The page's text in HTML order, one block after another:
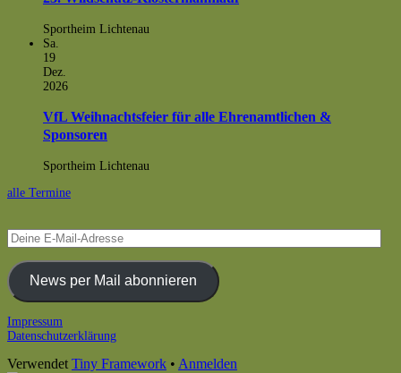
Sportheim Lichtenau
Sa.
19
Dez.
2026
VfL Weihnachtsfeier für alle Ehrenamtlichen &
Sponsoren
Sportheim Lichtenau
alle Termine
Deine
E-
Mail-
AdresseNews per Mail abonnieren
Footer
Inhalt
Impressum
Datenschutzerklärung
Verwendet Tiny Framework • Anmelden